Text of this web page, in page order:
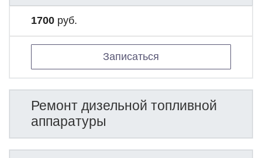
1700 руб.
Записаться
Ремонт дизельной топливной
аппаратуры